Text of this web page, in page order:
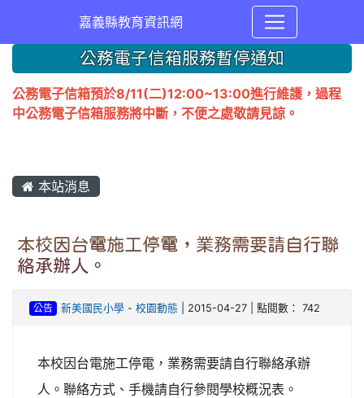
嘉義縣教育資訊網
公務電子信箱服務暫停通知
公務電子信箱預於8/11(二)12:00~13:00進行維護，過程
中公務電子信箱服務將中斷，不便之處敬請見諒。
本站消息
本校因台電施工停電，業務需要請自行聯
絡承辦人。
公告 新美國民小學- 校園動態 | 2015-04-27 | 點閱數： 742
本校因台電施工停電，業務需要請自行聯絡承辦
人。聯絡方式、手機請自行參閱學校概況表。